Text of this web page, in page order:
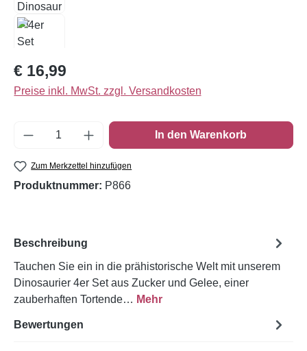
Regulärer Preis:
€ 16,99
Preise inkl. MwSt. zzgl. Versandkosten
Produkt Anzahl: Gib den gewünschten
In den Warenkorb
Zum Merkzettel hinzufügen
Produktnummer: P866
Beschreibung
Tauchen Sie ein in die prähistorische Welt mit unserem
Dinosaurier 4er Set aus Zucker und Gelee, einer
zauberhaften Tortende… Mehr
Bewertungen